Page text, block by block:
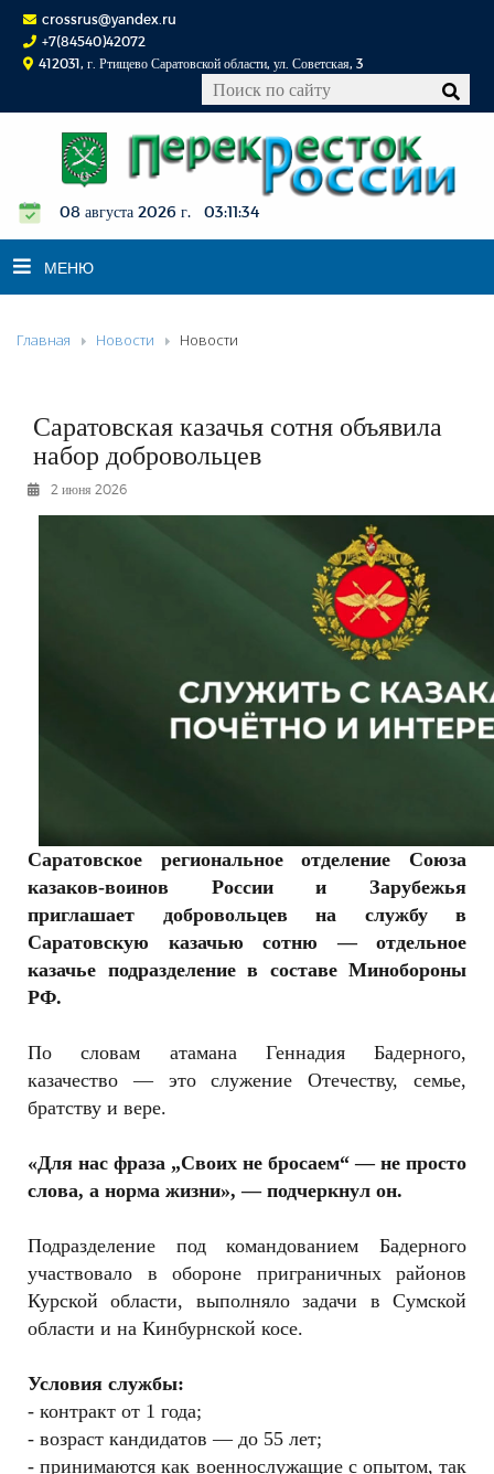
crossrus@yandex.ru
+7(84540)42072
412031, г. Ртищево Саратовской области, ул. Советская, 3
08 августа 2026 г. 03:11:35
МЕНЮ
НОВОСТИ
К СВЕДЕНИЮ
КОНКУРСЫ
ФОТОРЕПОРТАЖИ
РЕКЛАМОДАТЕЛЯМ
Главная Новости Новости
Саратовская казачья сотня объявила
набор добровольцев
2 июня 2026
Саратовское региональное отделение Союза
казаков-воинов России и Зарубежья
приглашает добровольцев на службу в
Саратовскую казачью сотню — отдельное
казачье подразделение в составе Минобороны
РФ.
По словам атамана Геннадия Бадерного,
казачество — это служение Отечеству, семье,
братству и вере.
«Для нас фраза „Своих не бросаем“ — не просто
слова, а норма жизни», — подчеркнул он.
Подразделение под командованием Бадерного
участвовало в обороне приграничных районов
Курской области, выполняло задачи в Сумской
области и на Кинбурнской косе.
Условия службы:
- контракт от 1 года;
- возраст кандидатов — до 55 лет;
- принимаются как военнослужащие с опытом, так